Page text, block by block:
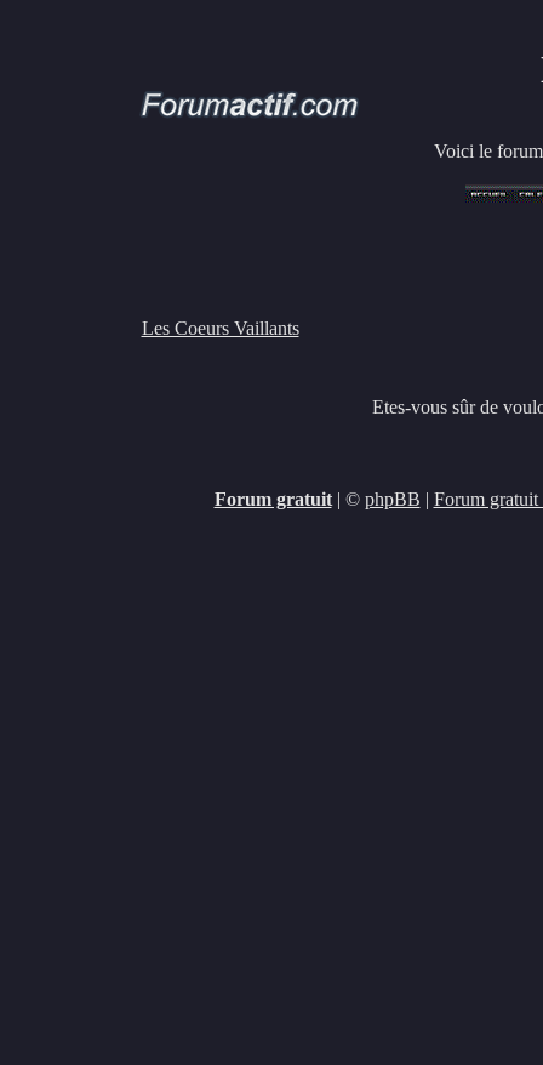
Voici le
Les Coeurs Vaillants
Etes-vous sûr de
Forum gratuit| © phpBB | Forum gratuit